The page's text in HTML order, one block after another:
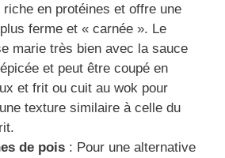
en protéines et offre une
ferme et « carnée ». Le
marie très bien avec la sauce
et peut être coupé en
et frit ou cuit au wok pour
texture similaire à celle du
de pois: Pour une alternative